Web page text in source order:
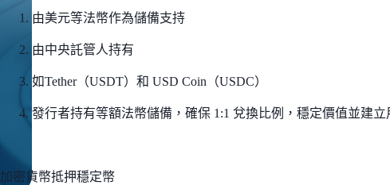
由美元等法幣作為儲備支持
由中央託管人持有
如Tether（USDT）和 USD Coin（USDC）
發行者持有等額法幣儲備，確保 1:1 兌換比例，穩定價值並建立
加密貨幣抵押穩定幣